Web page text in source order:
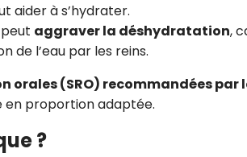
aider à s’hydrater.
peut aggraver la déshydratation,
de l’eau par les reins.
(SRO) recommandées par
en proportion adaptée.
?